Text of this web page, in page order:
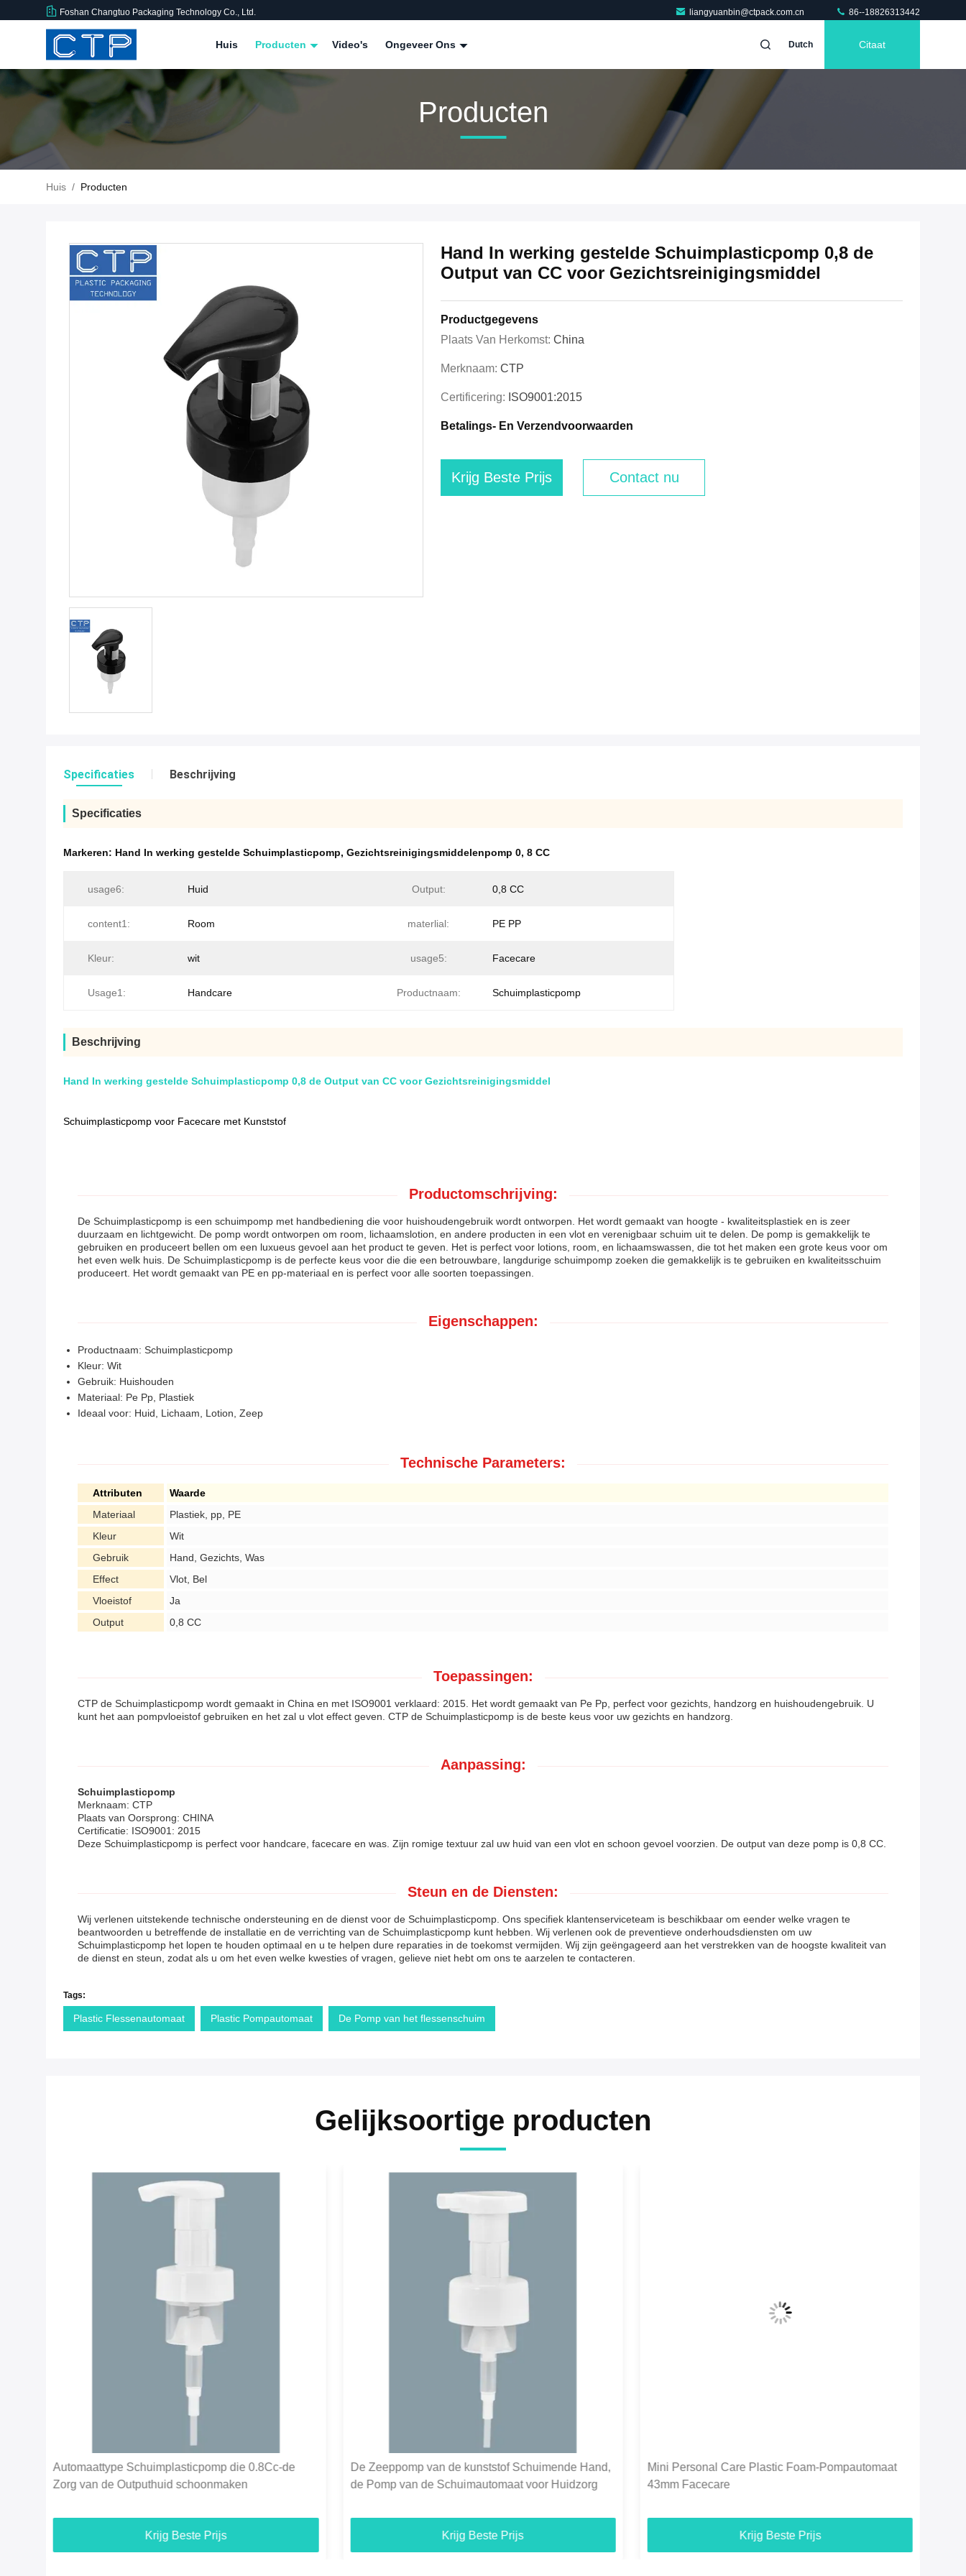
Foshan Changtuo Packaging Technology Co., Ltd. liangyuanbin@ctpack.com.cn 86--18826313442
Huis Producten Video's Ongeveer Ons Dutch Citaat
Producten
Huis / Producten
Hand In werking gestelde Schuimplasticpomp 0,8 de
Output van CC voor Gezichtsreinigingsmiddel
Productgegevens
Plaats Van Herkomst: China
Merknaam: CTP
Certificering: ISO9001:2015
Betalings- En Verzendvoorwaarden
Krijg Beste Prijs Contact nu
Specificaties Beschrijving
Specificaties
Markeren: Hand In werking gestelde Schuimplasticpomp, Gezichtsreinigingsmiddelenpomp 0, 8 CC
usage6: Huid Output: 0,8 CC
content1: Room materlial: PE PP
Kleur: wit usage5: Facecare
Usage1: Handcare Productnaam: Schuimplasticpomp
Beschrijving
Hand In werking gestelde Schuimplasticpomp 0,8 de Output van CC voor Gezichtsreinigingsmiddel
Schuimplasticpomp voor Facecare met Kunststof
Productomschrijving:
De Schuimplasticpomp is een schuimpomp met handbediening die voor huishoudengebruik wordt ontworpen. Het wordt gemaakt van hoogte - kwaliteitsplastiek en is zeer
duurzaam en lichtgewicht. De pomp wordt ontworpen om room, lichaamslotion, en andere producten in een vlot en verenigbaar schuim uit te delen. De pomp is gemakkelijk te
gebruiken en produceert bellen om een luxueus gevoel aan het product te geven. Het is perfect voor lotions, room, en lichaamswassen, die tot het maken een grote keus voor om
het even welk huis. De Schuimplasticpomp is de perfecte keus voor die die een betrouwbare, langdurige schuimpomp zoeken die gemakkelijk is te gebruiken en kwaliteitsschuim
produceert. Het wordt gemaakt van PE en pp-materiaal en is perfect voor alle soorten toepassingen.
Eigenschappen:
Productnaam: Schuimplasticpomp
Kleur: Wit
Gebruik: Huishouden
Materiaal: Pe Pp, Plastiek
Ideaal voor: Huid, Lichaam, Lotion, Zeep
Technische Parameters:
Attributen
Waarde
Materiaal
Plastiek, pp, PE
Kleur
Wit
Gebruik
Hand, Gezichts, Was
Effect
Vlot, Bel
Vloeistof
Ja
Output
0,8 CC
Toepassingen:
CTP de Schuimplasticpomp wordt gemaakt in China en met ISO9001 verklaard: 2015. Het wordt gemaakt van Pe Pp, perfect voor gezichts, handzorg en huishoudengebruik. U
kunt het aan pompvloeistof gebruiken en het zal u vlot effect geven. CTP de Schuimplasticpomp is de beste keus voor uw gezichts en handzorg.
Aanpassing:
Schuimplasticpomp
Merknaam: CTP
Plaats van Oorsprong: CHINA
Certificatie: ISO9001: 2015
Deze Schuimplasticpomp is perfect voor handcare, facecare en was. Zijn romige textuur zal uw huid van een vlot en schoon gevoel voorzien. De output van deze pomp is 0,8 CC.
Steun en de Diensten:
Wij verlenen uitstekende technische ondersteuning en de dienst voor de Schuimplasticpomp. Ons specifiek klantenserviceteam is beschikbaar om eender welke vragen te
beantwoorden u betreffende de installatie en de verrichting van de Schuimplasticpomp kunt hebben. Wij verlenen ook de preventieve onderhoudsdiensten om uw
Schuimplasticpomp het lopen te houden optimaal en u te helpen dure reparaties in de toekomst vermijden. Wij zijn geëngageerd aan het verstrekken van de hoogste kwaliteit van
de dienst en steun, zodat als u om het even welke kwesties of vragen, gelieve niet hebt om ons te aarzelen te contacteren.
Tags:
Plastic Flessenautomaat Plastic Pompautomaat De Pomp van het flessenschuim
Gelijksoortige producten
Automaattype Schuimplasticpomp die 0.8Cc-de
Zorg van de Outputhuid schoonmaken
Krijg Beste Prijs
De Zeeppomp van de kunststof Schuimende Hand,
de Pomp van de Schuimautomaat voor Huidzorg
Krijg Beste Prijs
Mini Personal Care Plastic Foam-Pompautomaat
43mm Facecare
Krijg Beste Prijs